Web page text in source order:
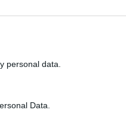
personal data.
Data.
, non vede al
ha incaricato il
per mercoledì a
possa essere
il ragazzo